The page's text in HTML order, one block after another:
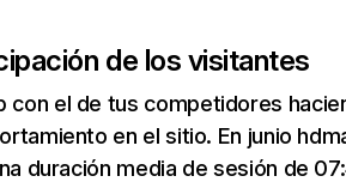
de los visitantes
con el de tus competidores
en el sitio. En junio
duración media de sesión de